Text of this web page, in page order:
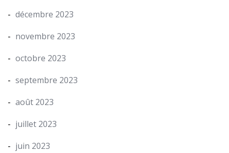
décembre 2023
novembre 2023
octobre 2023
septembre 2023
août 2023
juillet 2023
juin 2023